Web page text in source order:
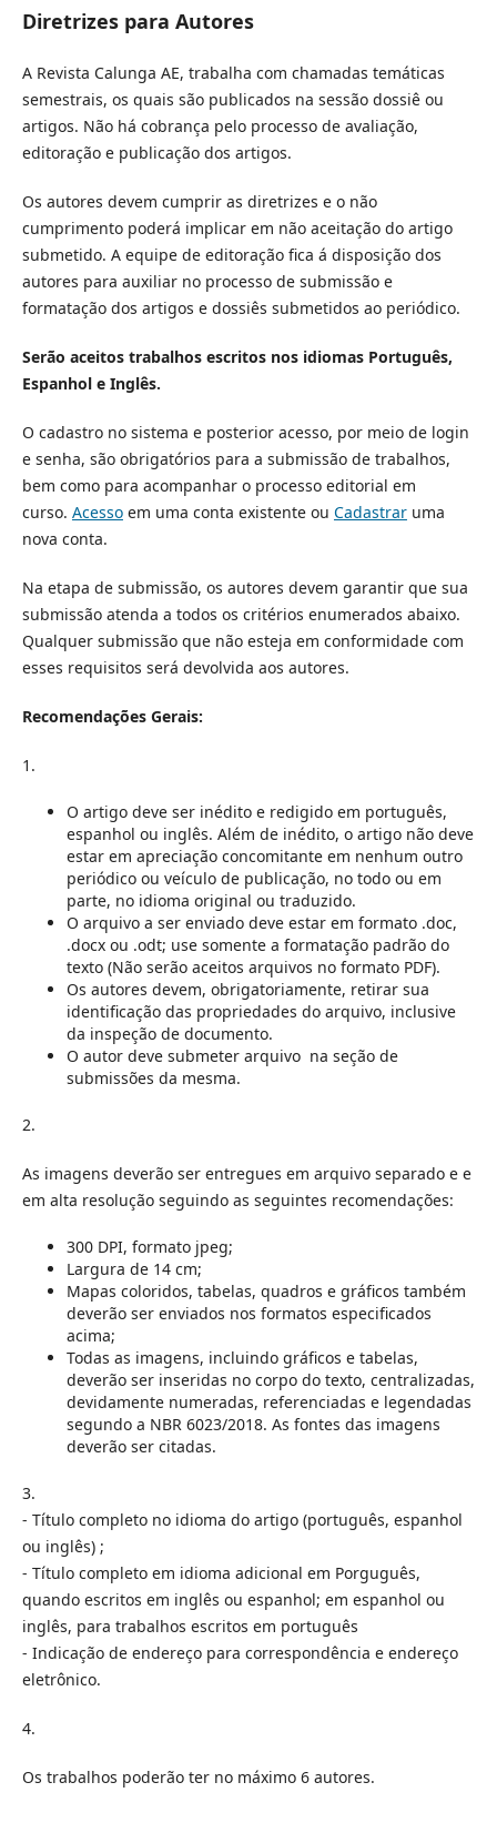
Diretrizes para Autores
A Revista Calunga AE, trabalha com chamadas temáticas
semestrais, os quais são publicados na sessão dossiê ou
artigos. Não há cobrança pelo processo de avaliação,
editoração e publicação dos artigos.
Os autores devem cumprir as diretrizes e o não
cumprimento poderá implicar em não aceitação do artigo
submetido. A equipe de editoração fica á disposição dos
autores para auxiliar no processo de submissão e
formatação dos artigos e dossiês submetidos ao periódico.
Serão aceitos trabalhos escritos nos idiomas Português,
Espanhol e Inglês.
O cadastro no sistema e posterior acesso, por meio de login
e senha, são obrigatórios para a submissão de trabalhos,
bem como para acompanhar o processo editorial em
curso. Acessoem uma conta existente ou Cadastraruma
nova conta.
Na etapa de submissão, os autores devem garantir que sua
submissão atenda a todos os critérios enumerados abaixo.
Qualquer submissão que não esteja em conformidade com
esses requisitos será devolvida aos autores.
Recomendações Gerais:
1.
O artigo deve ser inédito e redigido em português,
espanhol ou inglês. Além de inédito, o artigo não deve
estar em apreciação concomitante em nenhum outro
periódico ou veículo de publicação, no todo ou em
parte, no idioma original ou traduzido.
O arquivo a ser enviado deve estar em formato .doc,
.docx ou .odt; use somente a formatação padrão do
texto (Não serão aceitos arquivos no formato PDF).
Os autores devem, obrigatoriamente, retirar sua
identificação das propriedades do arquivo, inclusive
da inspeção de documento.
O autor deve submeter arquivo na seção de
submissões da mesma.
2.
As imagens deverão ser entregues em arquivo separado e e
em alta resolução seguindo as seguintes recomendações:
300 DPI, formato jpeg;
Largura de 14 cm;
Mapas coloridos, tabelas, quadros e gráficos também
deverão ser enviados nos formatos especificados
acima;
Todas as imagens, incluindo gráficos e tabelas,
deverão ser inseridas no corpo do texto, centralizadas,
devidamente numeradas, referenciadas e legendadas
segundo a NBR 6023/2018. As fontes das imagens
deverão ser citadas.
3.
- Título completo no idioma do artigo (português, espanhol
ou inglês) ;
- Título completo em idioma adicional em Porguguês,
quando escritos em inglês ou espanhol; em espanhol ou
inglês, para trabalhos escritos em português
- Indicação de endereço para correspondência e endereço
eletrônico.
4.
Os trabalhos poderão ter no máximo 6 autores.